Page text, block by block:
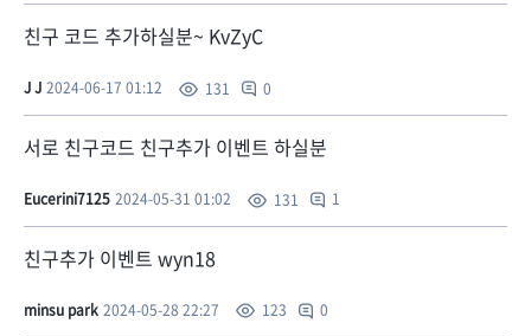
친구 코드 추가하실분~ KvZyC
J J 2024-06-17 01:12 131 0
서로 친구코드 친구추가 이벤트 하실분
Eucerini7125 2024-05-31 01:02 131 1
친구추가 이벤트 wyn18
minsu park 2024-05-28 22:27 123 0